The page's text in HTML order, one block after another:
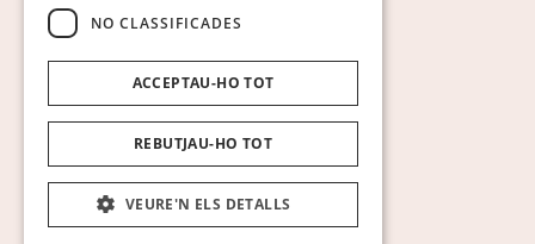
NO CLASSIFICADES
ACCEPTAU-HO TOT
REBUTJAU-HO TOT
VEURE'N ELS DETALLS